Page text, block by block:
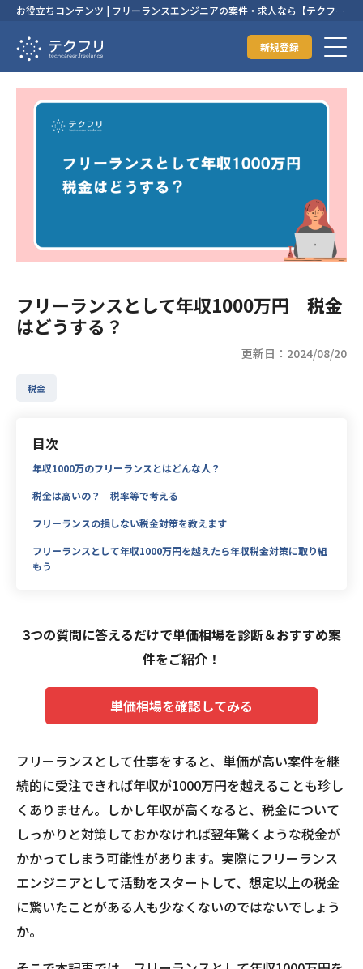
お役立ちコンテンツ | フリーランスエンジニアの案件・求人なら【テクフ
新規登録
フリーランスとして年収1000万円 税金
はどうする？
更新日：2024/08/20
税金
目次
年収1000万のフリーランスとはどんな人？
税金は高いの？ 税率等で考える
フリーランスの損しない税金対策を教えます
フリーランスとして年収1000万円を越えたら年収税金対策に取り組
もう
3つの質問に答えるだけで単価相場を診断＆おすすめ案
件をご紹介！
単価相場を確認してみる
フリーランスとして仕事をすると、単価が高い案件を継
続的に受注できれば年収が1000万円を越えることも珍し
くありません。しかし年収が高くなると、税金について
しっかりと対策しておかなければ翌年驚くような税金が
かかってしまう可能性があります。実際にフリーランス
エンジニアとして活動をスタートして、想定以上の税金
に驚いたことがある人も少なくないのではないでしょう
か。